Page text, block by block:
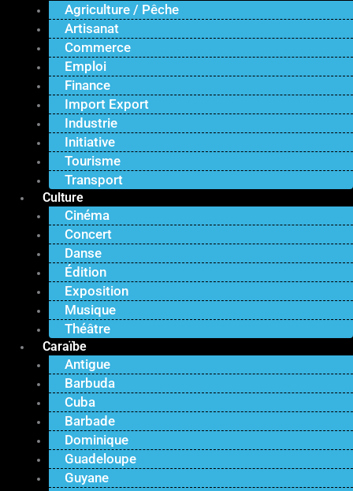
Agriculture / Pêche
Artisanat
Commerce
Emploi
Finance
Import Export
Industrie
Initiative
Tourisme
Transport
Culture
Cinéma
Concert
Danse
Édition
Exposition
Musique
Théâtre
Caraïbe
Antigue
Barbuda
Cuba
Barbade
Dominique
Guadeloupe
Guyane